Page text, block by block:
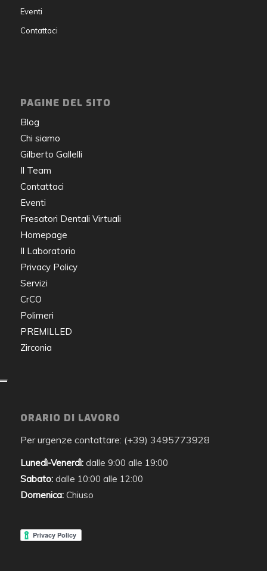
Eventi
Contattaci
PAGINE DEL SITO
Blog
Chi siamo
Gilberto Gallelli
Il Team
Contattaci
Eventi
Fresatori Dentali Virtuali
Homepage
Il Laboratorio
Privacy Policy
Servizi
CrCO
Polimeri
PREMILLED
Zirconia
ORARIO DI LAVORO
Per urgenze contattare: (+39) 3495773928
Lunedì-Venerdì: dalle 9:00 alle 19:00
Sabato: dalle 10:00 alle 12:00
Domenica: Chiuso